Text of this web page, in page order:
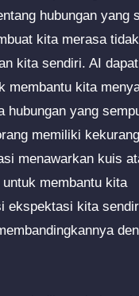
hubungan yang
kita merasa
kita sendiri. AI dapat
membantu kita
hubungan yang
memiliki
menawarkan kuis
membantu kita
ekspektasi kita